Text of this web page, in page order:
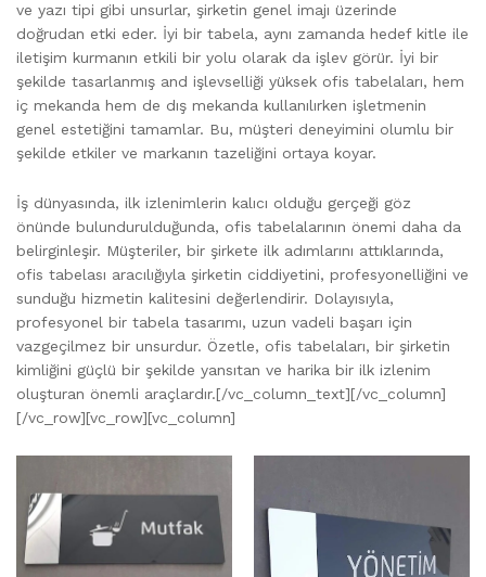
ve yazı tipi gibi unsurlar, şirketin genel imajı üzerinde
doğrudan etki eder. İyi bir tabela, aynı zamanda hedef kitle ile
iletişim kurmanın etkili bir yolu olarak da işlev görür. İyi bir
şekilde tasarlanmış and işlevselliği yüksek ofis tabelaları, hem
iç mekanda hem de dış mekanda kullanılırken işletmenin
genel estetiğini tamamlar. Bu, müşteri deneyimini olumlu bir
şekilde etkiler ve markanın tazeliğini ortaya koyar.
İş dünyasında, ilk izlenimlerin kalıcı olduğu gerçeği göz
önünde bulundurulduğunda, ofis tabelalarının önemi daha da
belirginleşir. Müşteriler, bir şirkete ilk adımlarını attıklarında,
ofis tabelası aracılığıyla şirketin ciddiyetini, profesyonelliğini ve
sunduğu hizmetin kalitesini değerlendirir. Dolayısıyla,
profesyonel bir tabela tasarımı, uzun vadeli başarı için
vazgeçilmez bir unsurdur. Özetle, ofis tabelaları, bir şirketin
kimliğini güçlü bir şekilde yansıtan ve harika bir ilk izlenim
oluşturan önemli araçlardır.[/vc_column_text][/vc_column]
[/vc_row][vc_row][vc_column]